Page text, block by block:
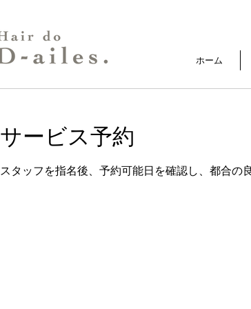
ホーム
サービス予約
スタッフを指名後、予約可能日を確認し、都合の